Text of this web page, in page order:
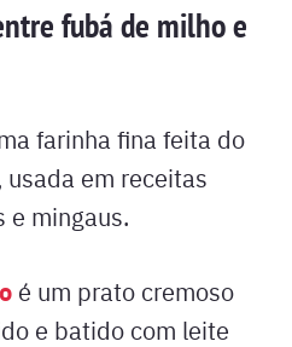
fubá de milho e
farinha fina feita do
em receitas
e mingaus.
é um prato cremoso
e batido com leite